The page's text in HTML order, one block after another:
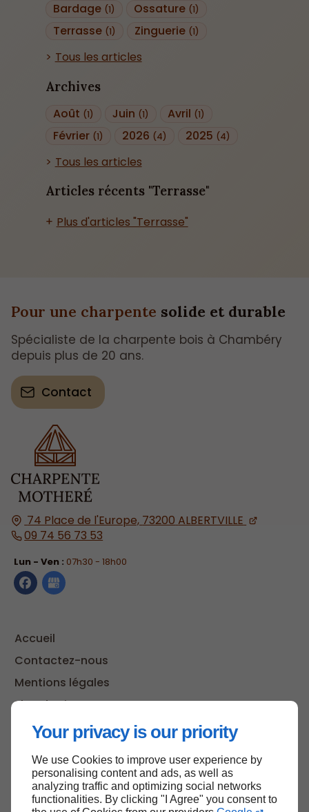
Your privacy is our priority
We use Cookies to improve user experience by
personalising content and ads, as well as
analyzing traffic and optimizing social networks
functionalities. By clicking "I Agree" you consent to
Bardage (1) Ossature (1)
Terrasse (1) Zinguerie (1)
Tous les articles
Archives
Août (1) Juin (1) Avril (1)
Février (1) 2026 (4) 2025 (4)
Tous les articles
Articles récents "Terrasse"
Plus d'articles "Terrasse"
74 Place de l'Europe, 73200 ALBERTVILLE
09 74 56 73 53
Lun - Ven : 07h30 - 18h00
Accueil
Contactez-nous
Mentions légales
Plan du site
Pour une charpente solide et durable
Spécialiste de la charpente bois à Chambéry
depuis plus de 20 ans.
Contact
Haut de page